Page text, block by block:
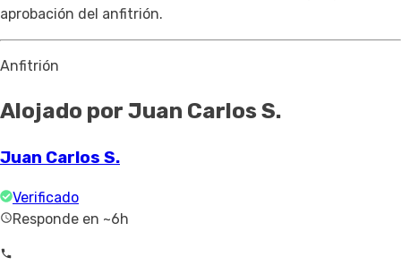
aprobación del anfitrión.
Anfitrión
Alojado por Juan Carlos S.
Juan Carlos S.
Verificado
Responde en ~6h